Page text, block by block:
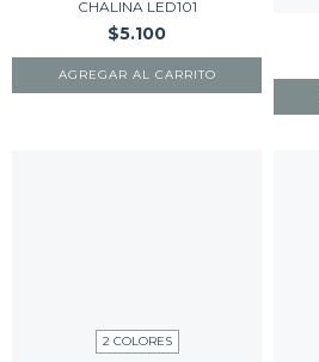
CHALINA LED101
$5.100
AGREGAR AL CARRITO
2 COLORES